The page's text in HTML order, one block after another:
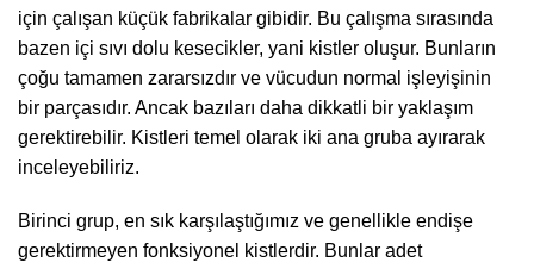
için çalışan küçük fabrikalar gibidir. Bu çalışma sırasında
bazen içi sıvı dolu kesecikler, yani kistler oluşur. Bunların
çoğu tamamen zararsızdır ve vücudun normal işleyişinin
bir parçasıdır. Ancak bazıları daha dikkatli bir yaklaşım
gerektirebilir. Kistleri temel olarak iki ana gruba ayırarak
inceleyebiliriz.
Birinci grup, en sık karşılaştığımız ve genellikle endişe
gerektirmeyen fonksiyonel kistlerdir. Bunlar adet